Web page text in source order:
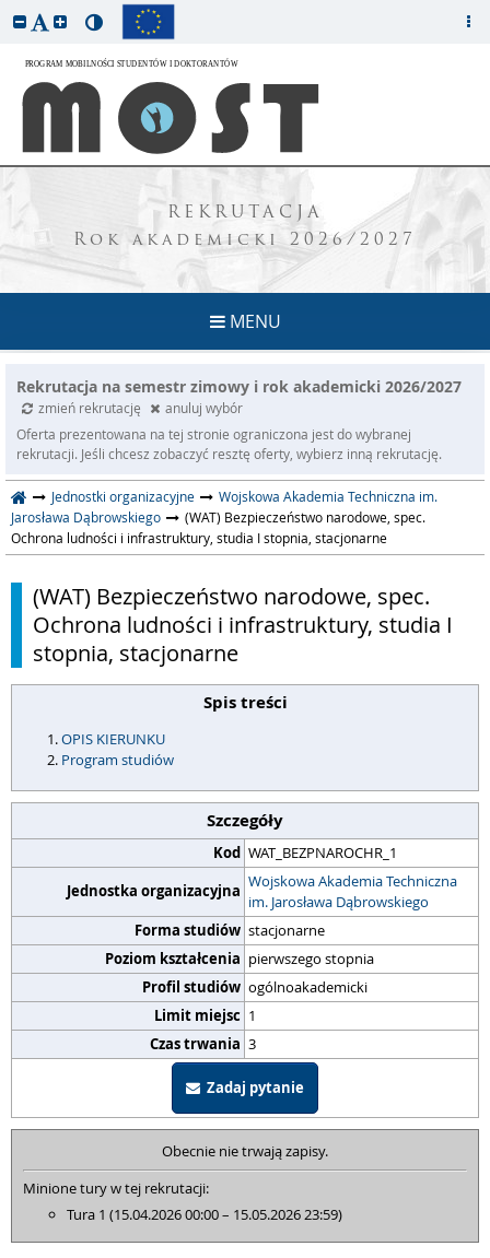
REKRUTACJA
Rok akademicki 2026/2027
MENU
Rekrutacja na semestr zimowy i rok akademicki 2026/2027
zmień rekrutację
anuluj wybór
Oferta prezentowana na tej stronie ograniczona jest do wybranej
rekrutacji. Jeśli chcesz zobaczyć resztę oferty, wybierz inną rekrutację.
Jednostki organizacyjne
Wojskowa Akademia Techniczna im.
Jarosława Dąbrowskiego
(WAT) Bezpieczeństwo narodowe, spec.
Ochrona ludności i infrastruktury, studia I stopnia, stacjonarne
(WAT) Bezpieczeństwo narodowe, spec.
Ochrona ludności i infrastruktury, studia I
stopnia, stacjonarne
Spis treści
OPIS KIERUNKU
Program studiów
Szczegóły
Kod WAT_BEZPNAROCHR_1
Jednostka organizacyjna Wojskowa Akademia Techniczna
im. Jarosława Dąbrowskiego
Forma studiów stacjonarne
Poziom kształcenia pierwszego stopnia
Profil studiów ogólnoakademicki
Limit miejsc 1
Czas trwania 3
Zadaj pytanie
Obecnie nie trwają zapisy.
Minione tury w tej rekrutacji:
Tura 1 (15.04.2026 00:00 – 15.05.2026 23:59)